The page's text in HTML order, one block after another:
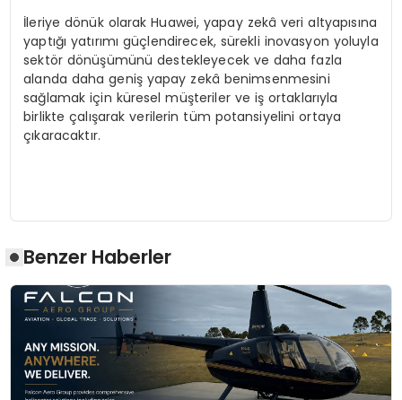
İleriye dönük olarak Huawei, yapay zekâ veri altyapısına
yaptığı yatırımı güçlendirecek, sürekli inovasyon yoluyla
sektör dönüşümünü destekleyecek ve daha fazla
alanda daha geniş yapay zekâ benimsenmesini
sağlamak için küresel müşteriler ve iş ortaklarıyla
birlikte çalışarak verilerin tüm potansiyelini ortaya
çıkaracaktır.
Benzer Haberler